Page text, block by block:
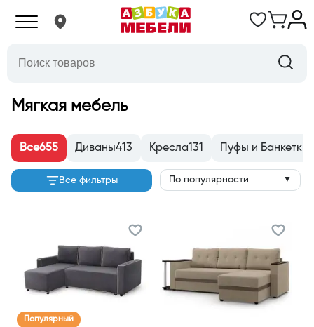
Мягкая мебель
Все655 Диваны413 Кресла131 Пуфы и Банкетки
Все фильтры По популярности ▼
Популярный